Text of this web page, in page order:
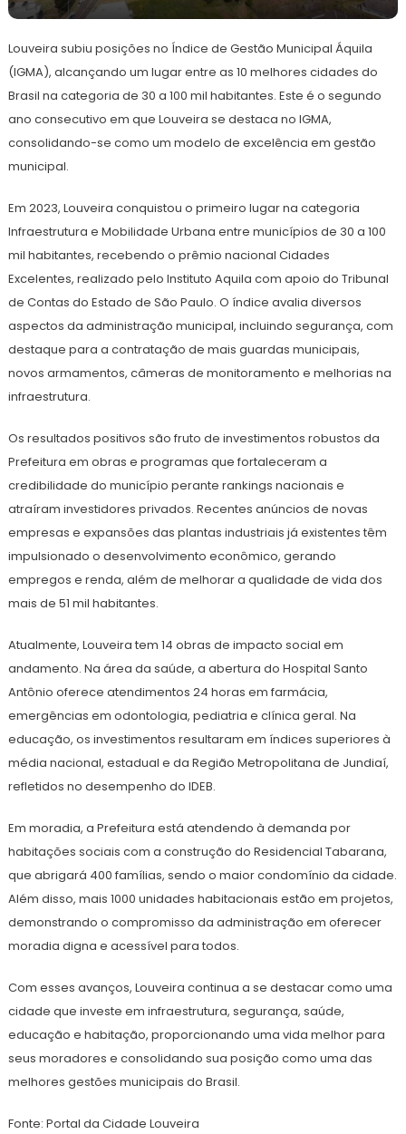
11
julho
de
Redação
Louveira subiu posições no Índice de Gestão Municipal Áquila
(IGMA), alcançando um lugar entre as 10 melhores cidades do
Brasil na categoria de 30 a 100 mil habitantes. Este é o segundo
ano consecutivo em que Louveira se destaca no IGMA,
consolidando-se como um modelo de excelência em gestão
municipal.
Em 2023, Louveira conquistou o primeiro lugar na categoria
Infraestrutura e Mobilidade Urbana entre municípios de 30 a 100
mil habitantes, recebendo o prêmio nacional Cidades
Excelentes, realizado pelo Instituto Aquila com apoio do Tribunal
de Contas do Estado de São Paulo. O índice avalia diversos
aspectos da administração municipal, incluindo segurança, com
destaque para a contratação de mais guardas municipais,
novos armamentos, câmeras de monitoramento e melhorias na
infraestrutura.
Os resultados positivos são fruto de investimentos robustos da
Prefeitura em obras e programas que fortaleceram a
credibilidade do município perante rankings nacionais e
atraíram investidores privados. Recentes anúncios de novas
empresas e expansões das plantas industriais já existentes têm
impulsionado o desenvolvimento econômico, gerando
empregos e renda, além de melhorar a qualidade de vida dos
mais de 51 mil habitantes.
Atualmente, Louveira tem 14 obras de impacto social em
andamento. Na área da saúde, a abertura do Hospital Santo
Antônio oferece atendimentos 24 horas em farmácia,
emergências em odontologia, pediatria e clínica geral. Na
educação, os investimentos resultaram em índices superiores à
média nacional, estadual e da Região Metropolitana de Jundiaí,
refletidos no desempenho do IDEB.
Em moradia, a Prefeitura está atendendo à demanda por
habitações sociais com a construção do Residencial Tabarana,
que abrigará 400 famílias, sendo o maior condomínio da cidade.
Além disso, mais 1000 unidades habitacionais estão em projetos,
demonstrando o compromisso da administração em oferecer
moradia digna e acessível para todos.
Com esses avanços, Louveira continua a se destacar como uma
cidade que investe em infraestrutura, segurança, saúde,
educação e habitação, proporcionando uma vida melhor para
seus moradores e consolidando sua posição como uma das
melhores gestões municipais do Brasil.
Fonte: Portal da Cidade Louveira